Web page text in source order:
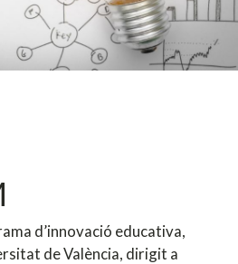
d’innovació educativa,
de València, dirigit a